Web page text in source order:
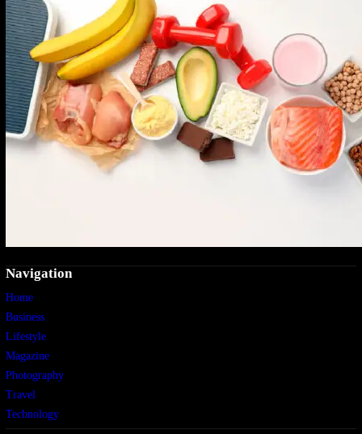
Navigation
Home
Business
Lifestyle
Magazine
Photography
Travel
Technology